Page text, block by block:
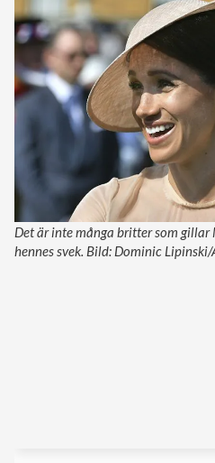
Det är inte många britter som
hennes svek. Bild: Dominic Lipinski/